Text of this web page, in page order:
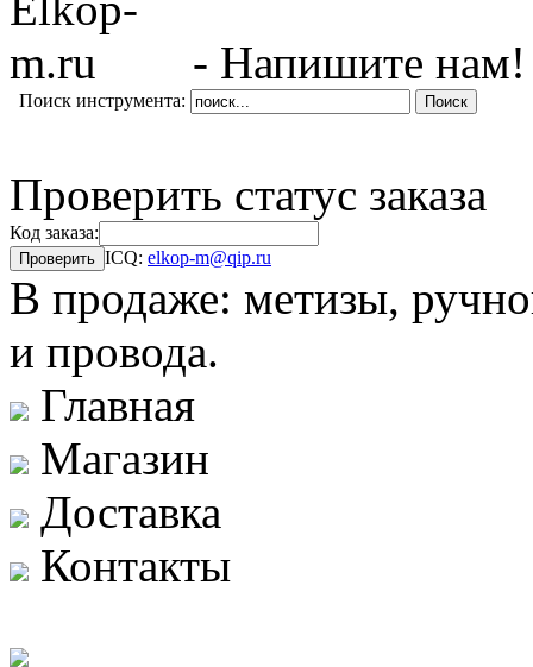
- Напишите нам!
Поиск инструмента:
Проверить статус заказа
Код заказа:
ICQ: elkop-m@qip.ru
В продаже: метизы,
и провода.
Главная
Магазин
Доставка
Контакты